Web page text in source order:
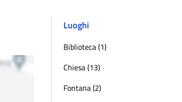
Luoghi
Biblioteca (1)
Chiesa (13)
Fontana (2)